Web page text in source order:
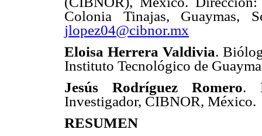
Colonia Tinajas, Guaymas,
jlopez04@cibnor.mx
Eloisa Herrera Valdivia.
Instituto Tecnológico de
Jesús Rodríguez Romero.
Investigador, CIBNOR, México.
RESUMEN